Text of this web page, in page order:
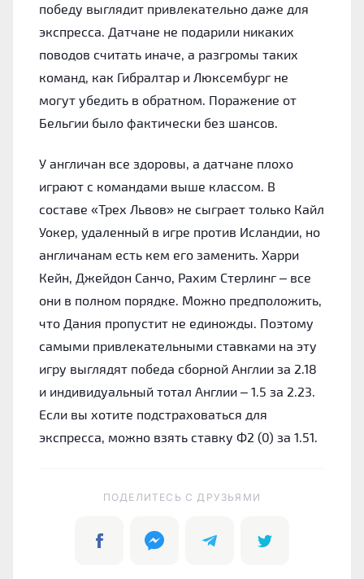
победу выглядит привлекательно даже для
экспресса. Датчане не подарили никаких
поводов считать иначе, а разгромы таких
команд, как Гибралтар и Люксембург не
могут убедить в обратном. Поражение от
Бельгии было фактически без шансов.
У англичан все здоровы, а датчане плохо
играют с командами выше классом. В
составе «Трех Львов» не сыграет только Кайл
Уокер, удаленный в игре против Исландии, но
англичанам есть кем его заменить. Харри
Кейн, Джейдон Санчо, Рахим Стерлинг – все
они в полном порядке. Можно предположить,
что Дания пропустит не единожды. Поэтому
самыми привлекательными ставками на эту
игру выглядят победа сборной Англии за 2.18
и индивидуальный тотал Англии – 1.5 за 2.23.
Если вы хотите подстраховаться для
экспресса, можно взять ставку Ф2 (0) за 1.51.
ПОДЕЛИТЕСЬ C ДРУЗЬЯМИ